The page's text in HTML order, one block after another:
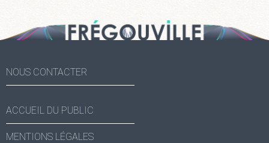
NOUS CONTACTER
ACCUEIL DU PUBLIC
MENTIONS LÉGALES